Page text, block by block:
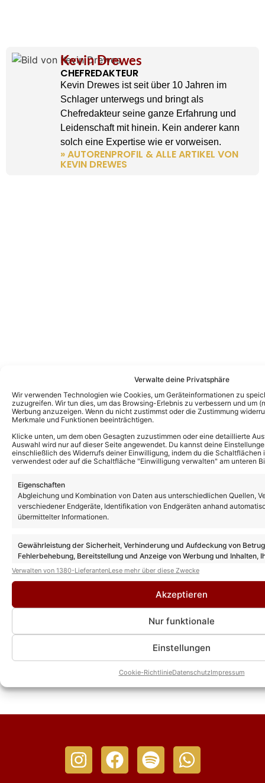
Verwalte deine Privatsphäre
Wir verwenden Technologien wie Cookies, um Geräteinformationen zu
zuzugreifen. Wir tun dies, um das Browsing-Erlebnis zu verbessern und um
Werbung anzuzeigen. Wenn du nicht zustimmst oder die Zustimmung
Merkmale und Funktionen beeinträchtigen.
Klicke unten, um dem oben Gesagten zuzustimmen oder eine detaillierte
Auswahl wird nur auf dieser Seite angewendet. Du kannst deine
einschließlich des Widerrufs deiner Einwilligung, indem du die
verwendest oder auf die Schaltfläche "Einwilligung verwalten" am unteren
Eigenschaften
Abgleichung und Kombination von Daten aus unterschiedlichen Quellen,
verschiedener Endgeräte, Identifikation von Endgeräten anhand
übermittelter Informationen.
Gewährleistung der Sicherheit, Verhinderung und Aufdeckung von
Fehlerbehebung, Bereitstellung und Anzeige von Werbung und Inhalten,
Entscheidungen zum Datenschutz speichern und übermitteln.
Verwalten von 1380-LieferantenLese mehr über diese Zwecke
Akzeptieren
Nur funktionale
Einstellungen
Cookie-RichtlinieDatenschutzImpressum
Kevin Drewes
CHEFREDAKTEUR
Kevin Drewes ist seit über 10 Jahren im
Schlager unterwegs und bringt als
Chefredakteur seine ganze Erfahrung und
Leidenschaft mit hinein. Kein anderer kann
solch eine Expertise wie er vorweisen.
» AUTORENPROFIL & ALLE ARTIKEL VON
KEVIN DREWES
Weitere News
Schlagerpaar Vanessa Neigert und
uns nicht verlieren“
dabei!
– sind DIESE Paare dabei?
„Sommerhaus der Stars“ 2025 heute: „Das
große Wiedersehen“ Vorschau